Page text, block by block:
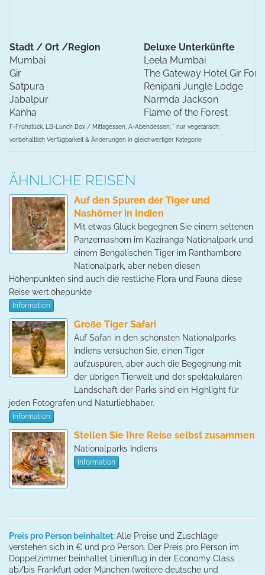
Stadt / Ort /Region
Deluxe Unterkünfte
Mumbai
Leela Mumbai
Gir
The Gateway Hotel Gir Forst
Satpura
Renipani Jungle Lodge
Jabalpur
Narmda Jackson
Kanha
Flame of the Forest
F=Frühstück, LB=Lunch Box / Mittagessen, A=Abendessen; * nur vegetarisch;
vorbehaltlich Verfügbarkeit & Änderungen in gleichwertiger Kategorie
ÄHNLICHE REISEN
Auf den Spuren der Tiger und
Nashörner in Indien
Mit etwas Glück begegnen Sie einem seltenen
Panzernashorn im Kaziranga Nationalpark und
einem Bengalischen Tiger im Ranthambore
Nationalpark, aber neben diesen
Höhenpunkten sind auch die restliche Flora und Fauna diese
Reise wert.öhepunkte
Information
Große Tiger Safari
Auf Safari in den schönsten Nationalparks
Indiens versuchen Sie, einen Tiger
aufzuspüren, aber auch die Begegnung mit
der übrigen Tierwelt und der spektakulären
Landschaft der Parks sind ein Highlight für
jeden Fotografen und Naturliebhaber.
Information
Stellen Sie Ihre Reise selbst zusammen
Nationalparks Indiens
Information
Preis pro Person beinhaltet:Alle Preise und Zuschläge
verstehen sich in € und pro Person. Der Preis pro Person im
Doppelzimmer beinhaltet Linienflug in der Economy Class
ab/bis Frankfurt oder München (weitere deutsche und